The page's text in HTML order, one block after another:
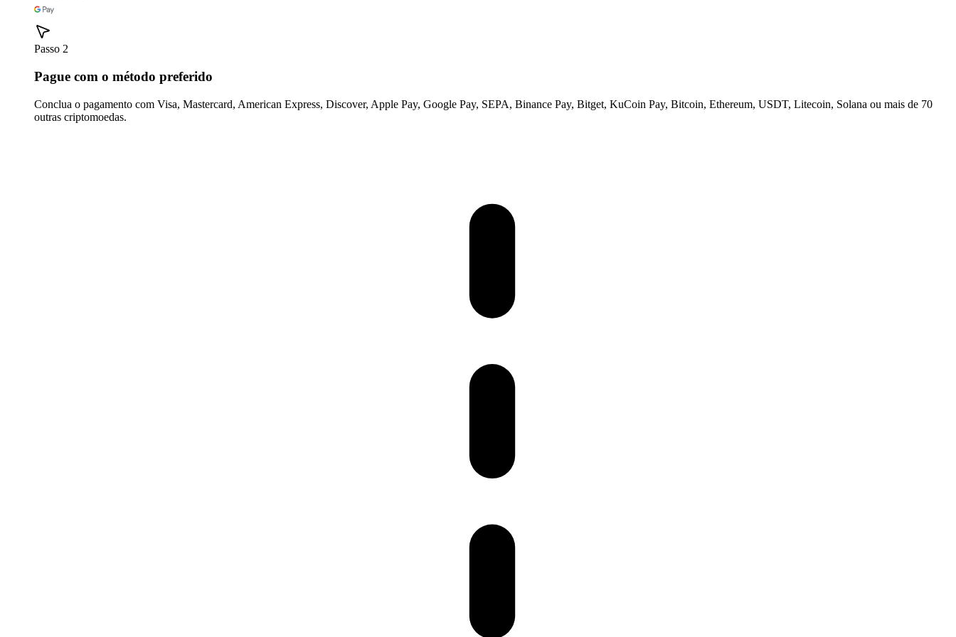
Passo 2
Pague com o método preferido
Conclua o pagamento com Visa, Mastercard, American Express, Discover, Apple Pay, Google Pay, SEPA, Binance Pay, Bitget, KuCoin Pay, Bitcoin, Ethereum, USDT, Litecoin, Solana ou mais de 70
outras criptomoedas.